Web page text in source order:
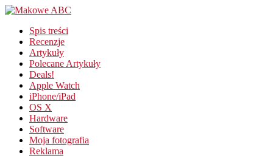
Spis treści
Recenzje
Artykuły
Polecane Artykuły
Deals!
Apple Watch
iPhone/iPad
OS X
Hardware
Software
Moja fotografia
Reklama